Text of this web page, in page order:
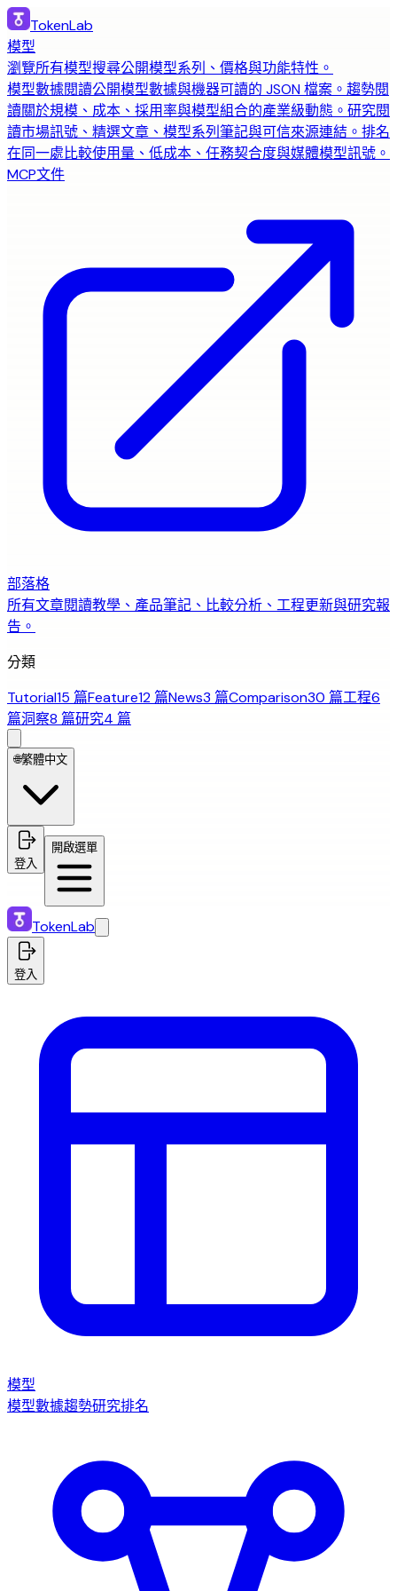
TokenLab
模型
瀏覽所有模型搜尋公開模型系列、價格與功能特性。
模型數據閱讀公開模型數據與機器可讀的 JSON 檔案。 趨勢閱
讀關於規模、成本、採用率與模型組合的產業級動態。 研究閱
讀市場訊號、精選文章、模型系列筆記與可信來源連結。 排名
在同一處比較使用量、低成本、任務契合度與媒體模型訊號。
MCP文件
部落格
所有文章閱讀教學、產品筆記、比較分析、工程更新與研究報
告。
分類
Tutorial15 篇Feature12 篇News3 篇Comparison30 篇工程6
篇洞察8 篇研究4 篇
🌐繁體中文
登入
開啟選單
TokenLab
登入
模型
模型數據趨勢研究排名